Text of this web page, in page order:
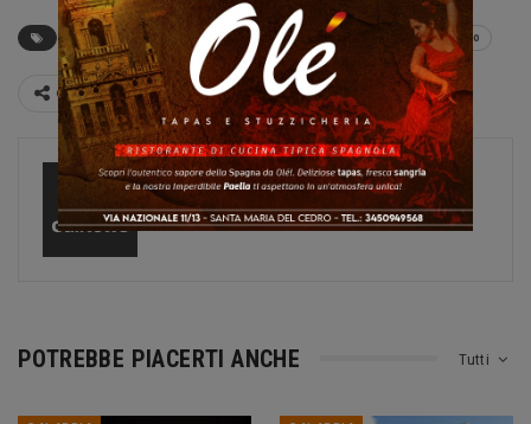
Calabria cantine FIVI Rende Sabato del Vignaiolo vino
Condividi
CalNews 27584 Posts 0 Comments
Tutti
POTREBBE PIACERTI ANCHE